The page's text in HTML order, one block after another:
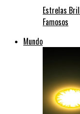
Estrelas
Famosos
Mundo